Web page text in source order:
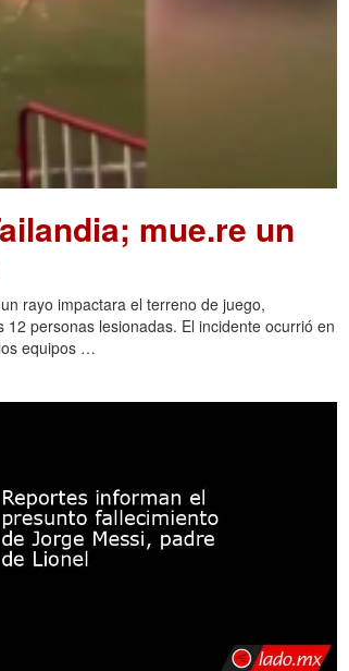
mue.re un
rayo impactara el terreno de juego,
personas lesionadas. El incidente ocurrió en
equipos …